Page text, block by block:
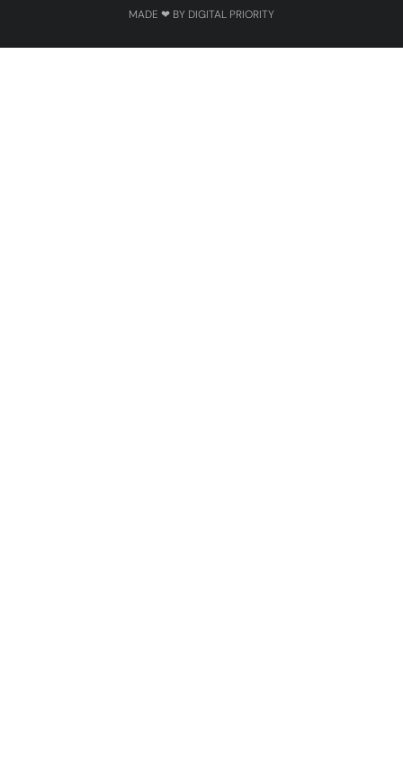
MADE ❤ BY DIGITAL PRIORITY